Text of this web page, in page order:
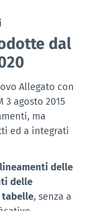
dal
Allegato con
3 agosto 2015
ma
ed a integrati
delle
delle
tabelle, senza a